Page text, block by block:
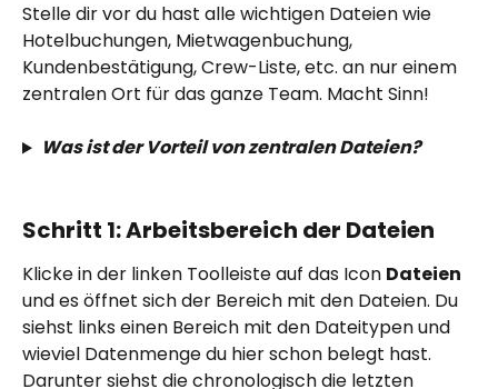
Stelle dir vor du hast alle wichtigen Dateien wie
Hotelbuchungen, Mietwagenbuchung,
Kundenbestätigung, Crew-Liste, etc. an nur einem
zentralen Ort für das ganze Team. Macht Sinn!
Was ist der Vorteil von zentralen Dateien?
Schritt 1: Arbeitsbereich der Dateien
Klicke in der linken Toolleiste auf das Icon Dateien
und es öffnet sich der Bereich mit den Dateien. Du
siehst links einen Bereich mit den Dateitypen und
wieviel Datenmenge du hier schon belegt hast.
Darunter siehst die chronologisch die letzten